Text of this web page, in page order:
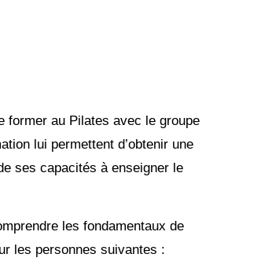
former au Pilates avec le groupe
lui permettent d’obtenir une
ses capacités à enseigner le
les fondamentaux de
les personnes suivantes :